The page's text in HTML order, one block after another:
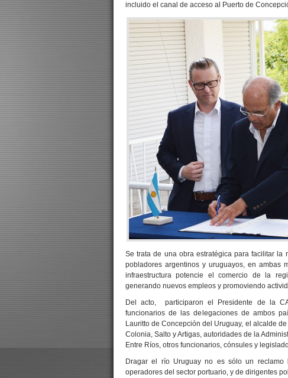
incluido el canal de acceso al Puerto de
Se trata de una obra estratégica para facilitar
pobladores argentinos y uruguayos, en ambas
infraestructura potencie el comercio de la
generando nuevos empleos y promoviendo
Del acto, participaron el Presidente de la
funcionarios de las delegaciones de ambos
Lauritto de Concepción del Uruguay, el alcalde
Colonia, Salto y Artigas, autoridades de la
Entre Ríos, otros funcionarios, cónsules y
Dragar el río Uruguay no es sólo un
operadores del sector portuario, y de dirigentes